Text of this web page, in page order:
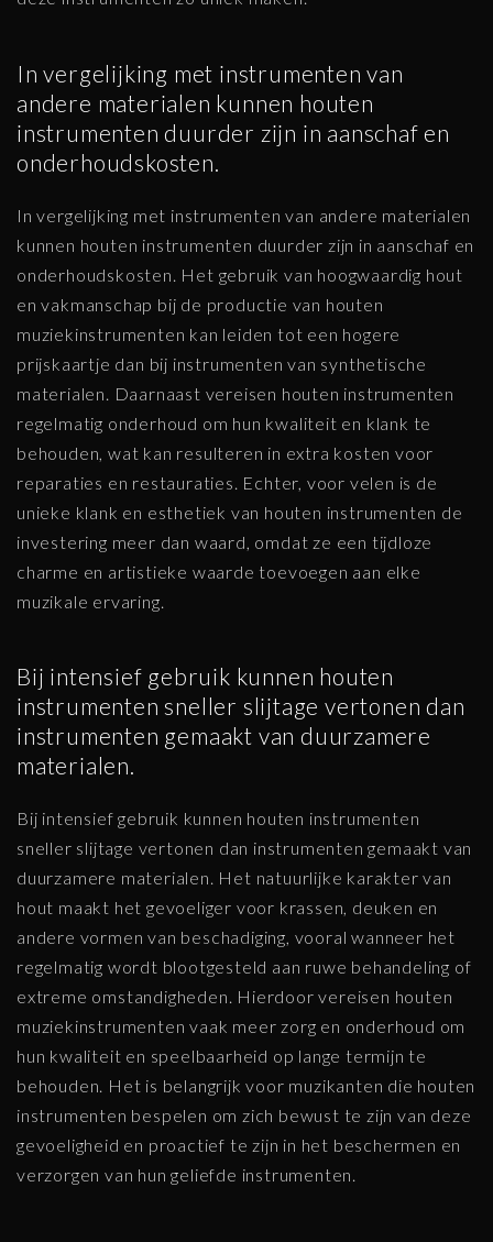
In vergelijking met instrumenten van
andere materialen kunnen houten
instrumenten duurder zijn in aanschaf en
onderhoudskosten.
In vergelijking met instrumenten van andere materialen
kunnen houten instrumenten duurder zijn in aanschaf en
onderhoudskosten. Het gebruik van hoogwaardig hout
en vakmanschap bij de productie van houten
muziekinstrumenten kan leiden tot een hogere
prijskaartje dan bij instrumenten van synthetische
materialen. Daarnaast vereisen houten instrumenten
regelmatig onderhoud om hun kwaliteit en klank te
behouden, wat kan resulteren in extra kosten voor
reparaties en restauraties. Echter, voor velen is de
unieke klank en esthetiek van houten instrumenten de
investering meer dan waard, omdat ze een tijdloze
charme en artistieke waarde toevoegen aan elke
muzikale ervaring.
Bij intensief gebruik kunnen houten
instrumenten sneller slijtage vertonen dan
instrumenten gemaakt van duurzamere
materialen.
Bij intensief gebruik kunnen houten instrumenten
sneller slijtage vertonen dan instrumenten gemaakt van
duurzamere materialen. Het natuurlijke karakter van
hout maakt het gevoeliger voor krassen, deuken en
andere vormen van beschadiging, vooral wanneer het
regelmatig wordt blootgesteld aan ruwe behandeling of
extreme omstandigheden. Hierdoor vereisen houten
muziekinstrumenten vaak meer zorg en onderhoud om
hun kwaliteit en speelbaarheid op lange termijn te
behouden. Het is belangrijk voor muzikanten die houten
instrumenten bespelen om zich bewust te zijn van deze
gevoeligheid en proactief te zijn in het beschermen en
verzorgen van hun geliefde instrumenten.